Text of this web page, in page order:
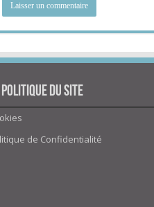
politique du site
de Confidentialité